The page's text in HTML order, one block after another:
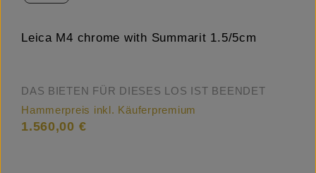
Leica M4 chrome with Summarit 1.5/5cm
DAS BIETEN FÜR DIESES LOS IST BEENDET
Hammerpreis inkl. Käuferpremium
1.560,00 €